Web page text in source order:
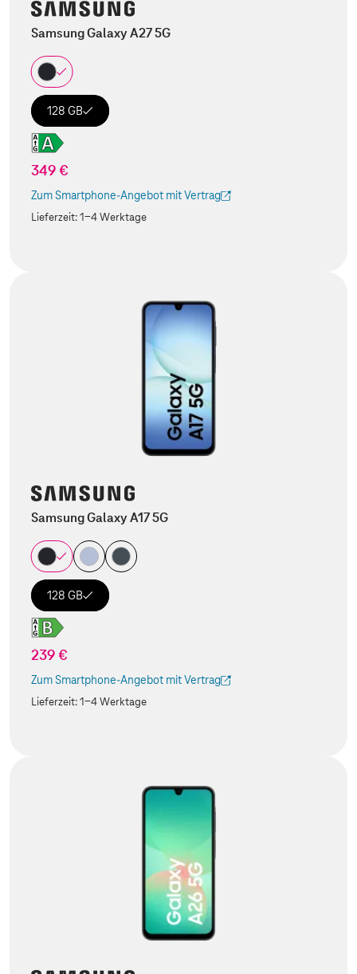
Samsung Galaxy A27 5G
128 GB
349 €
Zum Smartphone-Angebot mit Vertrag
(Der Link wird in einem neuen Tab geöffnet)
Lieferzeit:1-4 Werktage
Samsung Galaxy A17 5G
128 GB
239 €
Zum Smartphone-Angebot mit Vertrag
(Der Link wird in einem neuen Tab geöffnet)
Lieferzeit:1-4 Werktage